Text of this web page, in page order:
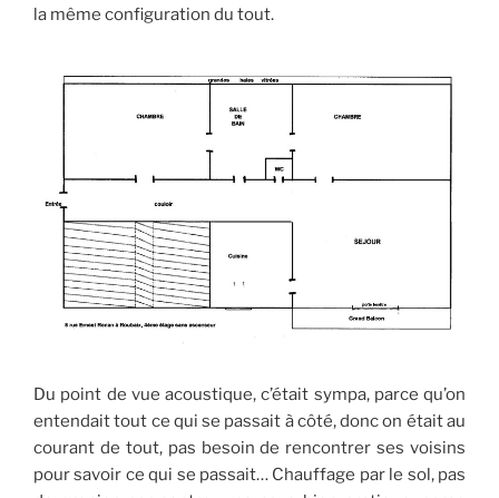
la même configuration du tout.
Du point de vue acoustique, c’était sympa, parce qu’on
entendait tout ce qui se passait à côté, donc on était au
courant de tout, pas besoin de rencontrer ses voisins
pour savoir ce qui se passait… Chauffage par le sol, pas